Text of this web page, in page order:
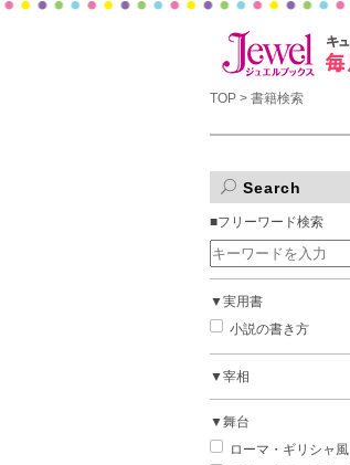
TOP > 書籍検索
Search
■フリーワード検索
▼実用書
小説の書き方
▼宰相
▼舞台
ローマ・ギリシャ風